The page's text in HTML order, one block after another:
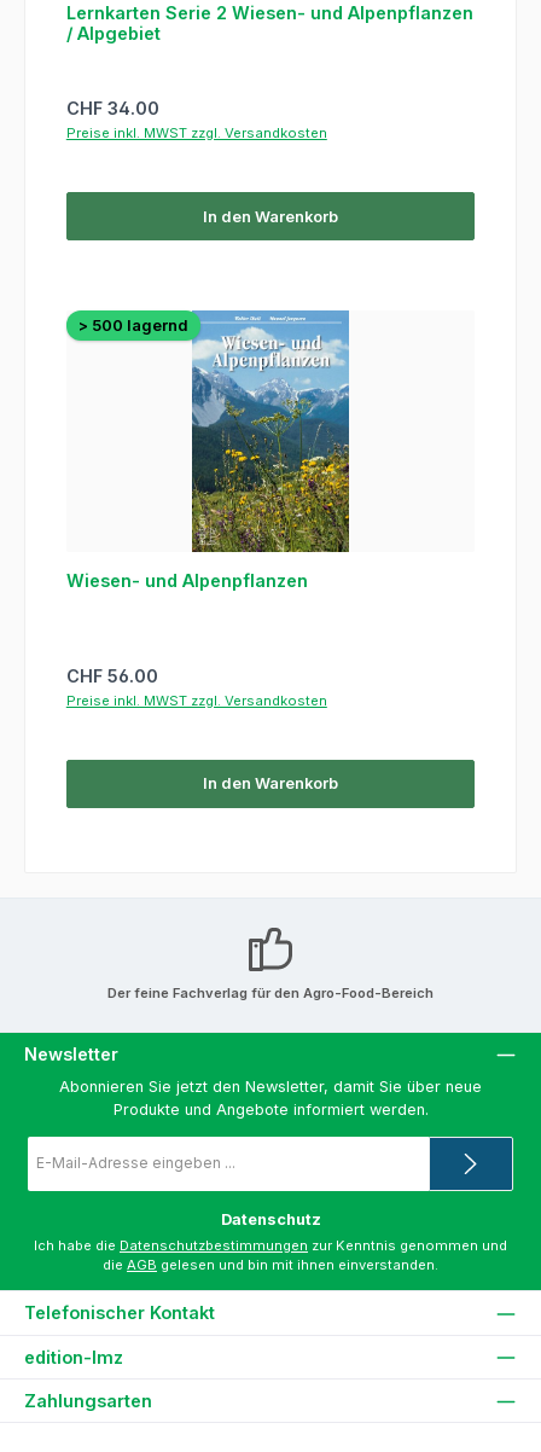
Lernkarten Serie 2 Wiesen- und Alpenpflanzen
/ Alpgebiet
Regulärer Preis:
CHF 34.00
Preise inkl. MWST zzgl. Versandkosten
In den Warenkorb
> 500 lagernd
Wiesen- und Alpenpflanzen
Regulärer Preis:
CHF 56.00
Preise inkl. MWST zzgl. Versandkosten
In den Warenkorb
Der feine Fachverlag für den Agro-Food-Bereich
Newsletter
Abonnieren Sie jetzt den Newsletter, damit Sie über neue
Produkte und Angebote informiert werden.
Mail-
*
Datenschutz
Ich habe die Datenschutzbestimmungen zur Kenntnis genommen und
die AGB gelesen und bin mit ihnen einverstanden.
Telefonischer Kontakt
edition-lmz
Zahlungsarten